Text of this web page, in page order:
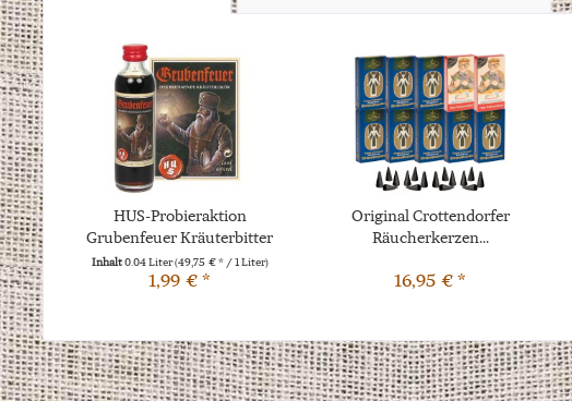
HUS-Probieraktion
Grubenfeuer Kräuterbitter
0,04l
Inhalt0.04 Liter(49,75 € * / 1 Liter)
1,99 € *
Original Crottendorfer
Räucherkerzen...
16,95 € *